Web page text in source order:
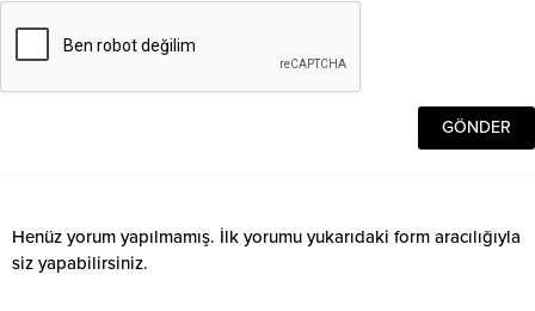
Henüz yorum yapılmamış. İlk yorumu yukarıdaki form aracılığıyla
siz yapabilirsiniz.